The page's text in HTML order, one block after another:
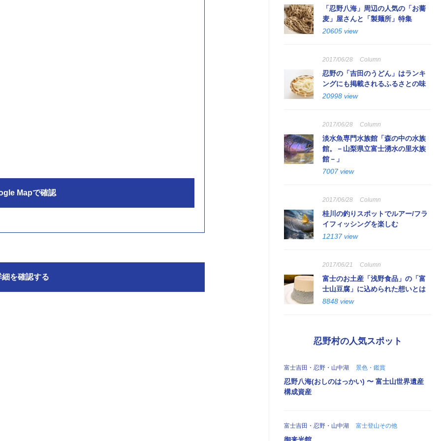
Mapで確認
細を確認する
「忍野八海」周辺の人気の「お蕎
麦」屋さんと「製麺所」特集
20605 view
2017/06/28 Column
忍野の「吉田のうどん」はランキ
ングにも掲載されるふるさとの味
20998 view
2017/06/28 Column
淡水魚専門水族館「森の中の水族
館。－山梨県立富士湧水の里水族
館－」
7007 view
2017/06/28 Column
桂川の釣りスポットでルアー/フラ
イフィッシングを楽しむ
12137 view
2017/06/21 Column
富士のお土産「浅野食品」の「富
士山豆腐」に込められた想いとは
8848 view
忍野村の人気スポット
富士吉田・忍野・山中湖 景色・鑑賞
忍野八海(おしのはっかい) 〜 富士山世界遺産
構成資産
富士吉田・忍野・山中湖 富士登山その他
御来光館